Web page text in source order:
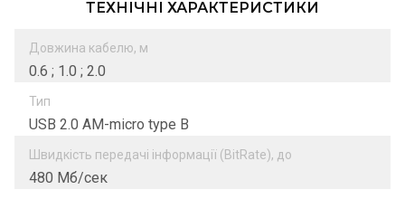
ТЕХНІЧНІ ХАРАКТЕРИСТИКИ
Довжина кабелю, м
0.6 ; 1.0 ; 2.0
Тип
USB 2.0 AM-micro type B
Швидкість передачі інформації (BitRate), до
480 Мб/сек